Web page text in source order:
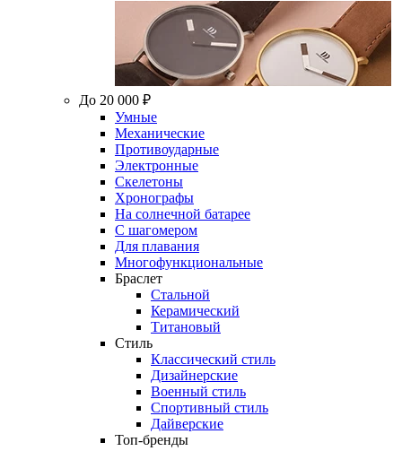
До 20 000 ₽
Умные
Механические
Противоударные
Электронные
Скелетоны
Хронографы
На солнечной батарее
С шагомером
Для плавания
Многофункциональные
Браслет
Стальной
Керамический
Титановый
Стиль
Классический стиль
Дизайнерские
Военный стиль
Спортивный стиль
Дайверские
Топ-бренды